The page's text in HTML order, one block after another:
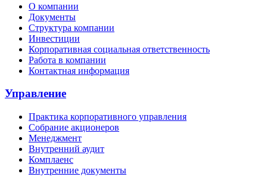
О компании
Документы
Структура компании
Инвестиции
Корпоративная социальная ответственность
Работа в компании
Контактная информация
Управление
Практика корпоративного управления
Собрание акционеров
Менеджмент
Внутренний аудит
Комплаенс
Внутренние документы